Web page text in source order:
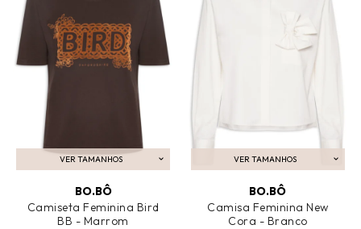
VER TAMANHOS
ADICIONAR AO CARRINHO
BO.BÔ
Camiseta Feminina Bird
BB - Marrom
VER TAMANHOS
ADICIONAR AO CARRINHO
BO.BÔ
Camisa Feminina New
Cora - Branco